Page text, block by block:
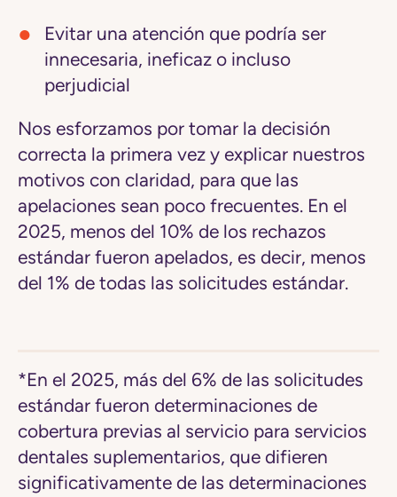
Evitar una atención que podría ser
innecesaria, ineficaz o incluso
perjudicial
Nos esforzamos por tomar la decisión
correcta la primera vez y explicar nuestros
motivos con claridad, para que las
apelaciones sean poco frecuentes. En el
2025, menos del 10% de los rechazos
estándar fueron apelados, es decir, menos
del 1% de todas las solicitudes estándar.
*En el 2025, más del 6% de las solicitudes
estándar fueron determinaciones de
cobertura previas al servicio para servicios
dentales suplementarios, que difieren
significativamente de las determinaciones